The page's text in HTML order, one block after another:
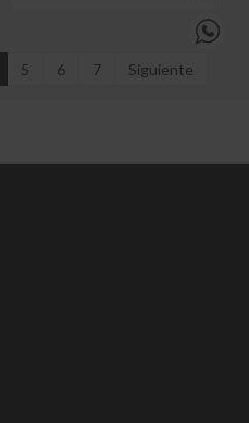
5 6 7 Siguiente